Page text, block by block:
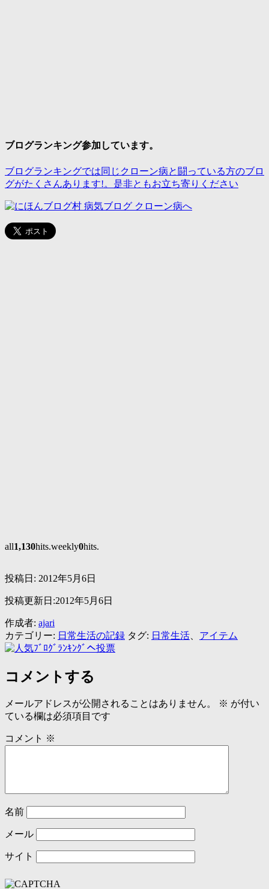
ブログランキング参加しています。
ブログランキングでは同じクローン病と闘っている方のブロ
グがたくさんあります!。是非ともお立ち寄りください
all1,130hits.weekly0hits.
投稿日: 2012年5月6日
投稿更新日:2012年5月6日
作成者: ajari
カテゴリー: 日常生活の記録 タグ: 日常生活 アイテム
コメントする
メールアドレスが公開されることはありません。 ※ が付い
ている欄は必須項目です
コメント ※
名前
メール
サイト